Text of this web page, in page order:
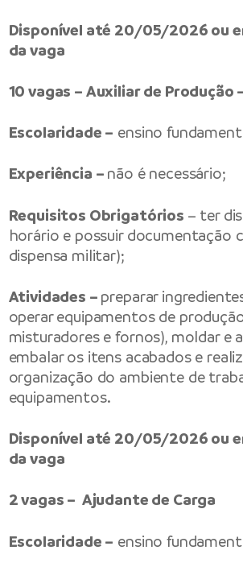
Disponível até 20/05/2026 ou
da vaga
10 vagas – Auxiliar de Produção
Escolaridade – ensino
Experiência – não é necessário;
Requisitos Obrigatórios – ter
horário e possuir documentação
dispensa militar);
Atividades – preparar
operar equipamentos de
misturadores e fornos), moldar e
embalar os itens acabados e
organização do ambiente de
equipamentos.
Disponível até 20/05/2026 ou
da vaga
2 vagas – Ajudante de Carga
Escolaridade – ensino